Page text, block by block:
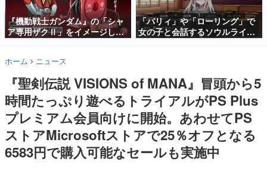
殿堂入り記事
SNS拡散数が数千以上！ ページビュー数万以上！ などな
ど。多くの人々に読まれた、電ファミ渾身の“殿堂入り”記
事をまとめました。
名作ゲームクリエイターの方々に製作時のエピソードをお
きます。
赫本
この物語を解いてはいけない。『赫本』は、〈試験問題〉
の形をした短編ホラー小説集です。
新世代に訊く
これからのデジタルゲーム市場を担う若きクリエイター達
プロ野球選手から称賛の声
『機動戦士ガンダム』の「シャ
ア専用ザクⅡ」をイメージした
散水ホースリールが予約開始。
ークやジオン公国軍のエンブレ
「パリィ」や「ローリング」で
女の子と会話するソウルライク
恋愛ゲーム『小早川さんはソウ
ホーム ニュース
『聖剣伝説 VISIONS of MANA』冒頭から5
時間たっぷり遊べるトライアルがPS Plus
プレミアム会員向けに開始。あわせてPS
ストアMicrosoftストアで25％オフとなる
6583円で購入可能なセールも実施中